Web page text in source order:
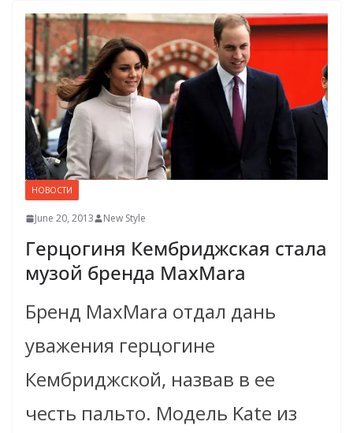
НОВОСТИ
June 20, 2013 New Style
Герцогиня Кембриджская стала
музой бренда MaxMara
Бренд MaxMara отдал дань
уважения герцогине
Кембриджской, назвав в ее
честь пальто. Модель Kate из